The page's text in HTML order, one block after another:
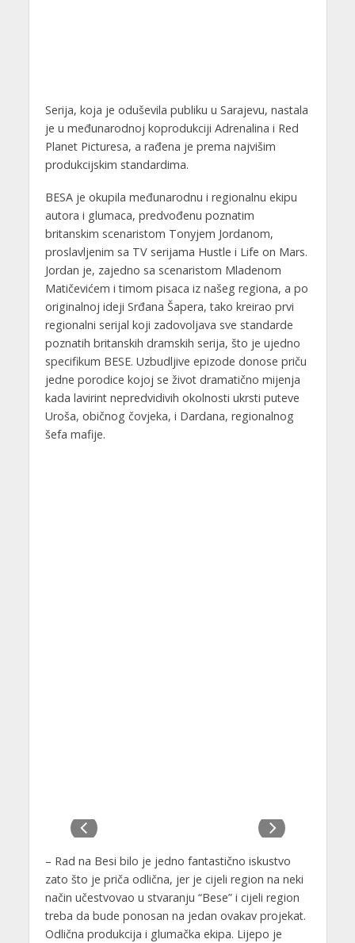
Serija, koja je oduševila publiku u Sarajevu, nastala
je u međunarodnoj koprodukciji Adrenalina i Red
Planet Picturesa, a rađena je prema najvišim
produkcijskim standardima.
BESA je okupila međunarodnu i regionalnu ekipu
autora i glumaca, predvođenu poznatim
britanskim scenaristom Tonyjem Jordanom,
proslavljenim sa TV serijama Hustle i Life on Mars.
Jordan je, zajedno sa scenaristom Mladenom
Matičevićem i timom pisaca iz našeg regiona, a po
originalnoj ideji Srđana Šapera, tako kreirao prvi
regionalni serijal koji zadovoljava sve standarde
poznatih britanskih dramskih serija, što je ujedno
specifikum BESE. Uzbudljive epizode donose priču
jedne porodice kojoj se život dramatično mijenja
kada lavirint nepredvidivih okolnosti ukrsti puteve
Uroša, običnog čovjeka, i Dardana, regionalnog
šefa mafije.
– Rad na Besi bilo je jedno fantastično iskustvo
zato što je priča odlična, jer je cijeli region na neki
način učestvovao u stvaranju “Bese” i cijeli region
treba da bude ponosan na jedan ovakav projekat.
Odlična produkcija i glumačka ekipa. Lijepo je